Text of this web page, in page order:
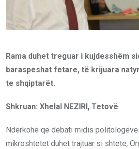
Rama duhet treguar i kujdesshëm
baraspeshat fetare, të krijuara
te shqiptarët.
Shkruan: Xhelal NEZIRI, Tetovë
Ndërkohë që debati midis
mikroshtetet duhet trajtuar si shtete,